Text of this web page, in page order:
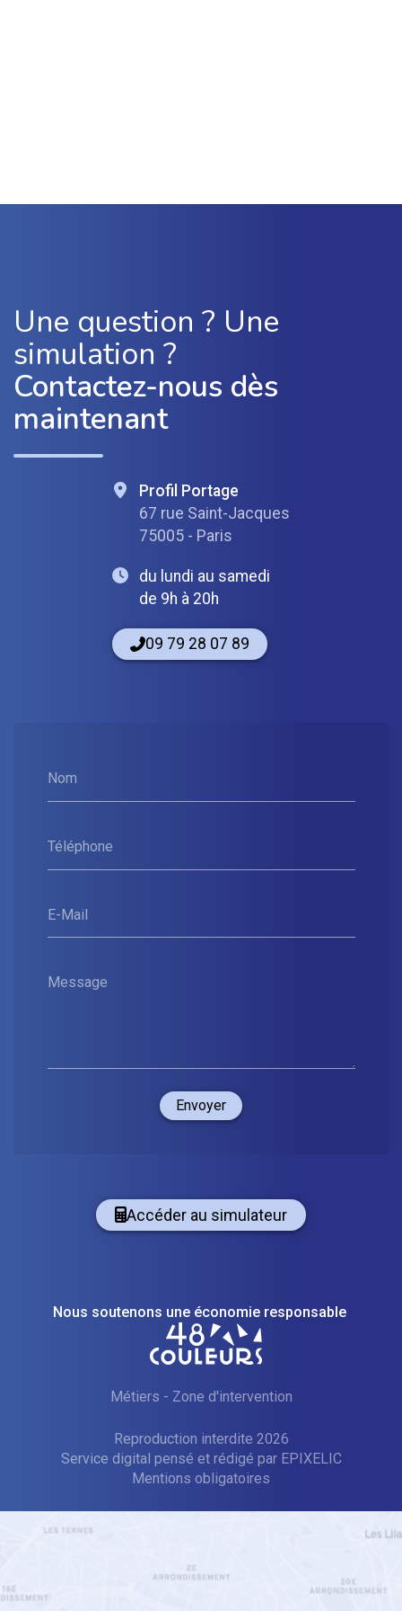
Une question ? Une
simulation ?
Contactez-nous dès
maintenant
Nom
Téléphone
E-Mail
Message
Envoyer
Profil Portage
67 rue Saint-Jacques
75005 - Paris
du lundi au samedi
de 9h à 20h
09 79 28 07 89
Accéder au simulateur
Nous soutenons une économie responsable
Métiers - Zone d'intervention
Reproduction interdite 2026
—
Service digital pensé et rédigé par EPIXELIC
—
Mentions obligatoires